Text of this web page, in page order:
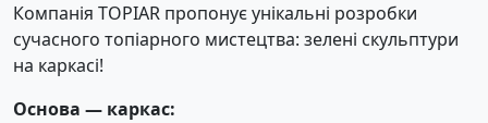
Компанія TOPIAR пропонує унікальні розробки
сучасного топіарного мистецтва: зелені скульптури
на каркасі!
Основа — каркас: